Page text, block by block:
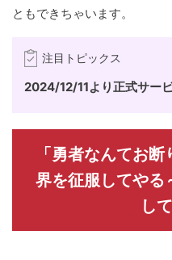
ともできちゃいます。
注目トピックス
2024/12/11より正式サー
「勇者なんてお
界を征服してやる
し